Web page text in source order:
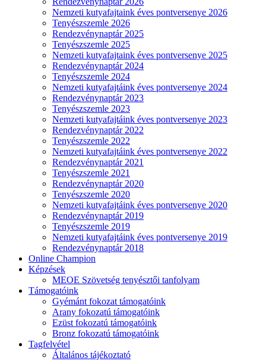
Nemzeti kutyafajtaink éves pontversenye 2026
Tenyészszemle 2026
Rendezvénynaptár 2025
Tenyészszemle 2025
Nemzeti kutyafajtaink éves pontversenye 2025
Rendezvénynaptár 2024
Tenyészszemle 2024
Nemzeti kutyafajtáink éves pontversenye 2024
Rendezvénynaptár 2023
Tenyészszemle 2023
Nemzeti kutyafajtáink éves pontversenye 2023
Rendezvénynaptár 2022
Tenyészszemle 2022
Nemzeti kutyafajtáink éves pontversenye 2022
Rendezvénynaptár 2021
Tenyészszemle 2021
Rendezvénynaptár 2020
Tenyészszemle 2020
Nemzeti kutyafajtáink éves pontversenye 2020
Rendezvénynaptár 2019
Tenyészszemle 2019
Nemzeti kutyafajtáink éves pontversenye 2019
Rendezvénynaptár 2018
Online Champion
Képzések
MEOE Szövetség tenyésztői tanfolyam
Támogatóink
Gyémánt fokozat támogatóink
Arany fokozatú támogatóink
Ezüst fokozatú támogatóink
Bronz fokozatú támogatóink
Tagfelvétel
Általános tájékoztató